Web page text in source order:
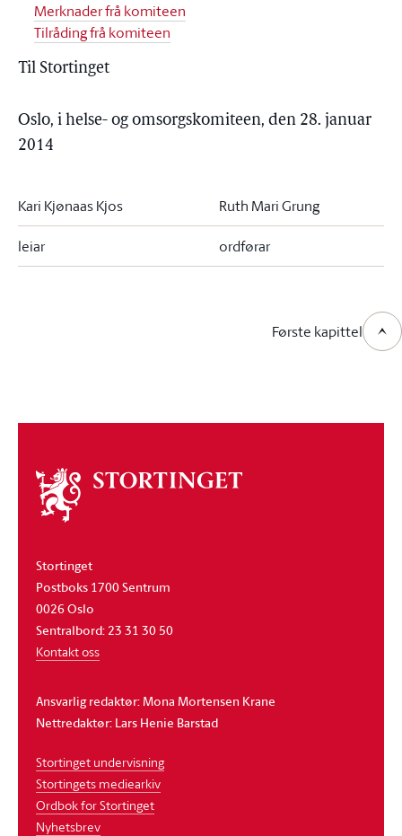
Merknader frå komiteen
Tilråding frå komiteen
Til Stortinget
Oslo, i helse- og omsorgskomiteen, den 28. januar
2014
Kari Kjønaas Kjos Ruth Mari Grung
leiar ordførar
Første kapittel
Om
stortinget
Stortinget
Postboks 1700 Sentrum
0026 Oslo
Sentralbord: 23 31 30 50
Kontakt oss
Ansvarlig redaktør: Mona Mortensen Krane
Nettredaktør: Lars Henie Barstad
Stortinget undervisning
Stortingets mediearkiv
Ordbok for Stortinget
Nyhetsbrev